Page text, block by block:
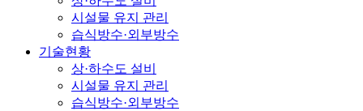
시설물 유지 관리
습식방수·외부방수
기술현황
상·하수도 설비
시설물 유지 관리
습식방수·외부방수